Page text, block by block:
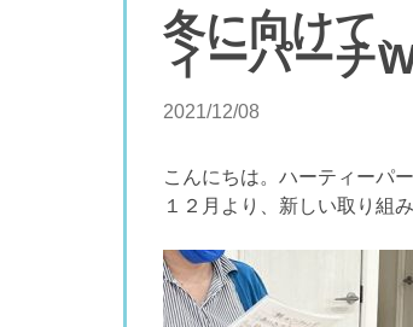
冬に向けて
ィーパーチ
2021/12/08
こんにちは。ハーティーパ
１２月より、新しい取り組